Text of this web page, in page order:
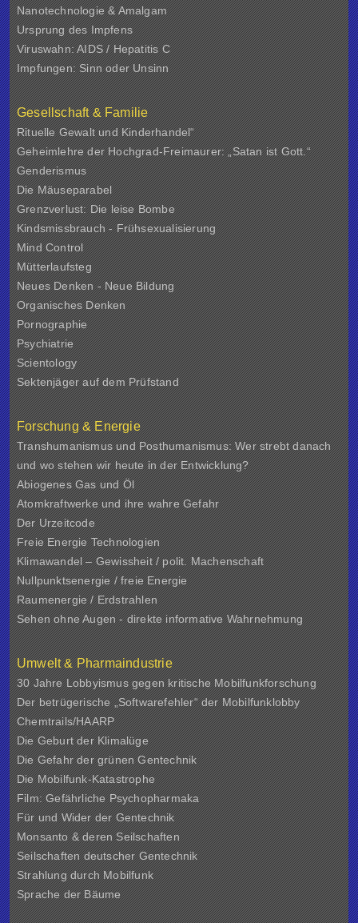
Nanotechnologie & Amalgam
Ursprung des Impfens
Viruswahn: AIDS / Hepatitis C
Impfungen: Sinn oder Unsinn
Gesellschaft & Familie
Rituelle Gewalt und Kinderhandel“
Geheimlehre der Hochgrad-Freimaurer: „Satan ist Gott.“
Genderismus
Die Mäuseparabel
Grenzverlust: Die leise Bombe
Kindsmissbrauch - Frühsexualisierung
Mind Control
Mütterlaufsteg
Neues Denken - Neue Bildung
Organisches Denken
Pornographie
Psychiatrie
Scientology
Sektenjäger auf dem Prüfstand
Forschung & Energie
Transhumanismus und Posthumanismus: Wer strebt danach
und wo stehen wir heute in der Entwicklung?
Abiogenes Gas und Öl
Atomkraftwerke und ihre wahre Gefahr
Der Urzeitcode
Freie Energie Technologien
Klimawandel – Gewissheit / polit. Machenschaft
Nullpunktsenergie / freie Energie
Raumenergie / Erdstrahlen
Sehen ohne Augen - direkte informative Wahrnehmung
Umwelt & Pharmaindustrie
30 Jahre Lobbyismus gegen kritische Mobilfunkforschung
Der betrügerische „Softwarefehler“ der Mobilfunklobby
Chemtrails/HAARP
Die Geburt der Klimalüge
Die Gefahr der grünen Gentechnik
Die Mobilfunk-Katastrophe
Film: Gefährliche Psychopharmaka
Für und Wider der Gentechnik
Monsanto & deren Seilschaften
Seilschaften deutscher Gentechnik
Strahlung durch Mobilfunk
Sprache der Bäume